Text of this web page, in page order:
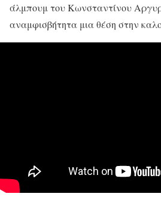
άλμπουμ του Κωνσταντίνου
αναμφισβήτητα μια θέση στην